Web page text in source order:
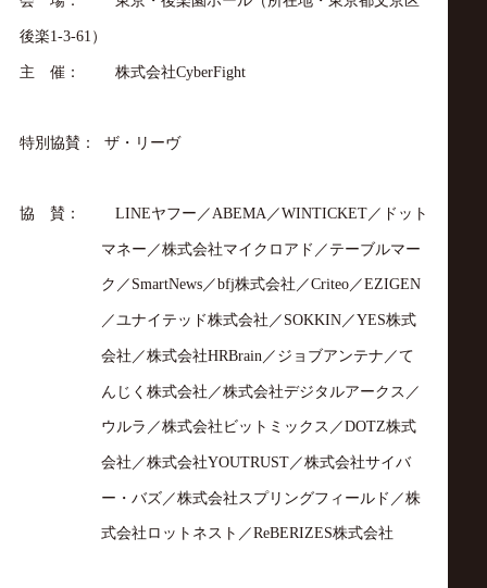
後楽1-3-61 ）
主 催： 株式会社CyberFight
特別協賛： ザ・リーヴ
協 賛： LINEヤフー／ ABEMA ／WINTICKET／ドット
マネー／株式会社マイクロアド／テーブルマー
ク／ SmartNews ／bfj株式会社／Criteo ／EZIGEN
／ユナイテッド株式会社／ SOKKIN ／YES株式
会社／株式会社HRBrain ／ジョブアンテナ／て
んじく株式会社／株式会社デジタルアークス／
ウルラ／株式会社ビットミックス／DOTZ株式
会社／株式会社YOUTRUST ／株式会社サイバ
ー・バズ／株式会社スプリングフィールド／株
式会社ロットネスト／ReBERIZES株式会社